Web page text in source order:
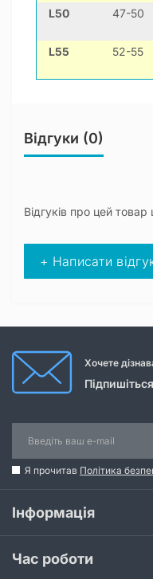
L50
47-50
L55 52-55
Відгуки (0)
Відгуків про цей
+ Написати
Хочете
Я прочитав Політика
Інформація
Час роботи